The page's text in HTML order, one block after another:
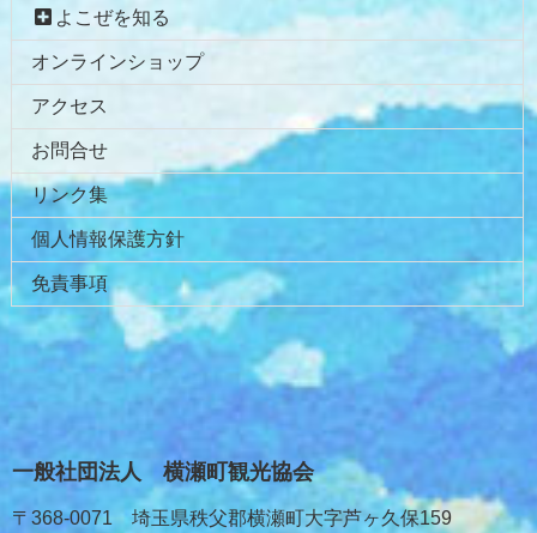
戻
よこぜを知る
オンラインショップ
アクセス
お問合せ
リンク集
個人情報保護方針
免責事項
一般社団法人 横瀬町観光協会
〒368-0071 埼玉県秩父郡横瀬町大字芦ヶ久保159